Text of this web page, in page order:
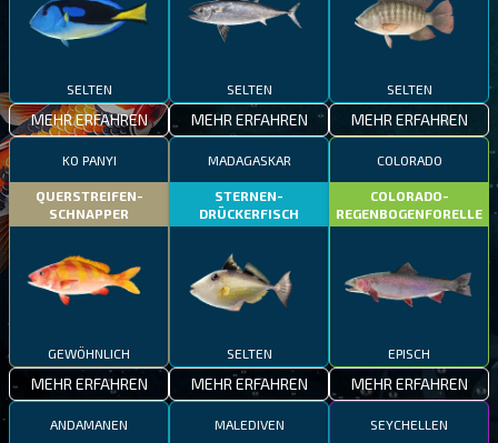
SELTEN
MEHR ERFAHREN
SELTEN
MEHR ERFAHREN
SELTEN
MEHR ERFAHREN
KO PANYI
QUERSTREIFEN-
SCHNAPPER
GEWÖHNLICH
MEHR ERFAHREN
MADAGASKAR
STERNEN-
DRÜCKERFISCH
SELTEN
MEHR ERFAHREN
COLORADO
COLORADO-
REGENBOGENFORELLE
EPISCH
MEHR ERFAHREN
ANDAMANEN MALEDIVEN SEYCHELLEN